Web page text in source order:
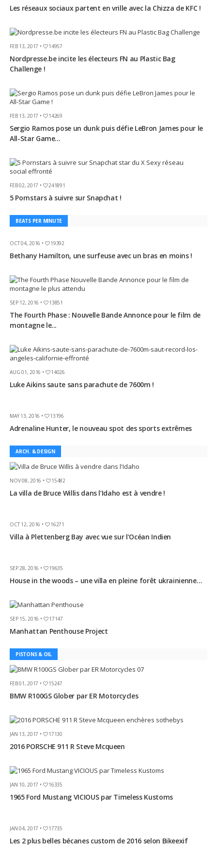
Les réseaux sociaux partent en vrille avec la Chizza de KFC !
FEB 13, 2017 • 14957
Nordpresse.be incite les électeurs FN au Plastic Bag
Challenge !
FEB 13, 2017 • 14269
Sergio Ramos pose un dunk puis défie LeBron James pour le
All-Star Game...
FEB 02, 2017 • 241891
5 Pornstars à suivre sur Snapchat !
BEATS PER MINUTE
OCT 04, 2016 • 19392
Bethany Hamilton, une surfeuse avec un bras en moins !
SEP 12, 2016 • 13851
The Fourth Phase : Nouvelle Bande Annonce pour le film de
montagne le...
AUG 01, 2016 • 14026
Luke Aikins saute sans parachute de 7600m !
MAY 13, 2016 • 13196
Adrenaline Hunter, le nouveau spot des sports extrêmes
ARCH. & DESIGN
NOV 08, 2016 • 15482
La villa de Bruce Willis dans l’Idaho est à vendre !
OCT 12, 2016 • 16271
Villa à Plettenberg Bay avec vue sur l’Océan Indien
SEP 28, 2016 • 19635
House in the woods – une villa en pleine forêt ukrainienne…
SEP 15, 2016 • 17147
Manhattan Penthouse Project
PISTONS & OIL
FEB 01, 2017 • 15247
BMW R100GS Glober par ER Motorcycles
JAN 13, 2017 • 17130
2016 PORSCHE 911 R Steve Mcqueen
JAN 10, 2017 • 16335
1965 Ford Mustang VICIOUS par Timeless Kustoms
JAN 04, 2017 • 17735
Les 2 plus belles bécanes custom de 2016 selon Bikeexif